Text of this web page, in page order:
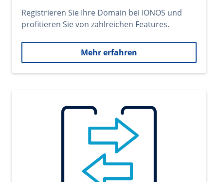
Registrieren Sie Ihre Domain bei IONOS und
profitieren Sie von zahlreichen Features.
Mehr erfahren